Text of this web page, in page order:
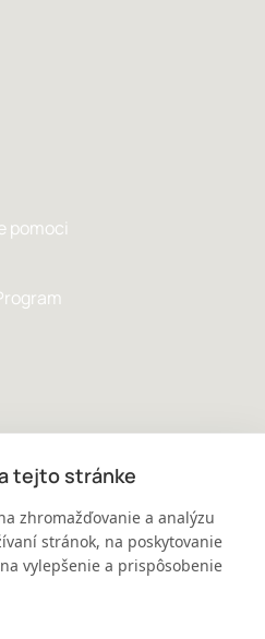
tejto stránke
zhromažďovanie a analýzu
stránok, na poskytovanie
vylepšenie a prispôsobenie
pomoci